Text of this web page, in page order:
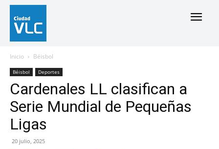
Inicio Béisbol
Béisbol Deportes
Cardenales LL clasifican a
Serie Mundial de Pequeñas
Ligas
20 julio, 2025